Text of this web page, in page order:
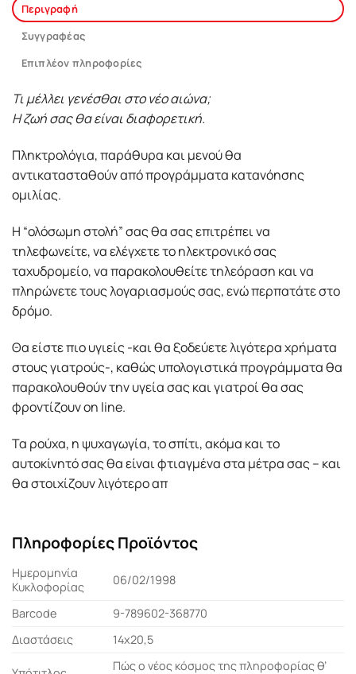
Περιγραφή
Συγγραφέας
Επιπλέον πληροφορίες
Τι μέλλει γενέσθαι στο νέο αιώνα;
Η ζωή σας θα είναι διαφορετική.
Πληκτρολόγια, παράθυρα και μενού θα
αντικατασταθούν από προγράμματα κατανόησης
ομιλίας.
Η “ολόσωμη στολή” σας θα σας επιτρέπει να
τηλεφωνείτε, να ελέγχετε το ηλεκτρονικό σας
ταχυδρομείο, να παρακολουθείτε τηλεόραση και να
πληρώνετε τους λογαριασμούς σας, ενώ περπατάτε στο
δρόμο.
Θα είστε πιο υγιείς -και θα ξοδεύετε λιγότερα χρήματα
στους γιατρούς-, καθώς υπολογιστικά προγράμματα θα
παρακολουθούν την υγεία σας και γιατροί θα σας
φροντίζουν on line.
Τα ρούχα, η ψυχαγωγία, το σπίτι, ακόμα και το
αυτοκίνητό σας θα είναι φτιαγμένα στα μέτρα σας – και
θα στοιχίζουν λιγότερο απ
Πληροφορίες Προϊόντος
Ημερομηνία
Κυκλοφορίας
06/02/1998
Barcode
9-789602-368770
Διαστάσεις
14x20,5
Πώς ο νέος κόσμος της πληροφορίας θ’